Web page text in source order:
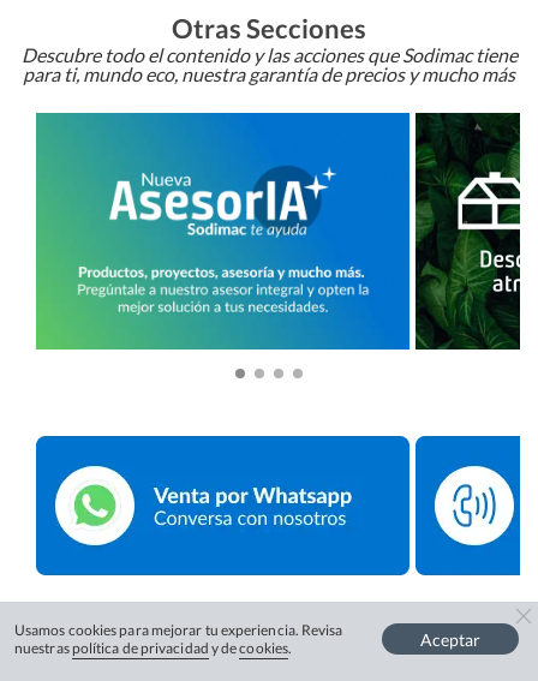
Otras Secciones
Descubre todo el contenido y las acciones que Sodimac tiene
para ti, mundo eco, nuestra garantía de precios y mucho más
Usamos cookies para mejorar tu experiencia. Revisa
nuestras política de privacidad y decookies. Aceptar